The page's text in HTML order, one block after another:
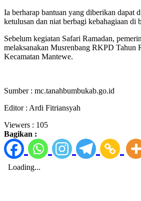
Ia berharap bantuan yang diberikan dapat
ketulusan dan niat berbagi kebahagiaan di
Sebelum kegiatan Safari Ramadan,
melaksanakan Musrenbang RKPD Tahun
Kecamatan Mantewe.
Sumber : mc.tanahbumbukab.go.id
Editor : Ardi Fitriansyah
Viewers : 105
Bagikan :